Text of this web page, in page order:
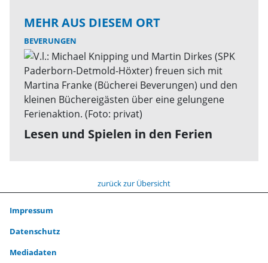
MEHR AUS DIESEM ORT
BEVERUNGEN
Lesen und Spielen in den Ferien
zurück zur Übersicht
Impressum
Datenschutz
Mediadaten